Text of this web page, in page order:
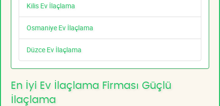
Kilis Ev İlaçlama
Osmaniye Ev İlaçlama
Düzce Ev İlaçlama
En İyi Ev İlaçlama Firması Güçlü
İlaçlama